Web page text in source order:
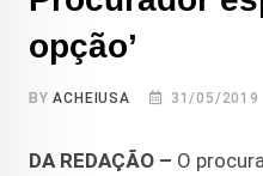
opção’
BYACHEIUSA 31/05/2019
DA REDAÇÃO – O